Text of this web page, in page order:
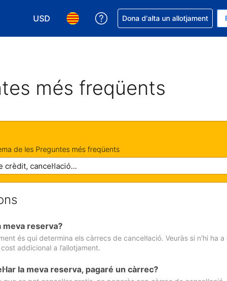
USD
Tria la moneda. La moneda actual és Dòlar dels
Tria l'idioma. L'idioma actual és Català
Rep ajuda amb la reserva
Dona d'alta un allotjament
més freqüents
de les Preguntes més freqüents
meva reserva?
és qui determina els càrrecs de cancel·lació. Veuràs si n'hi ha
addicional a l’allotjament.
la meva reserva, pagaré un càrrec?